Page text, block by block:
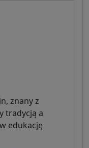
znany z
tradycją a
edukację